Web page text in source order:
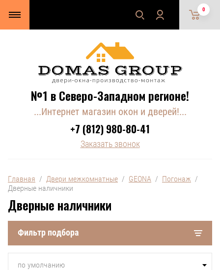
0
№1 в Северо-Западном регионе!
...Интернет магазин окон и дверей!...
+7 (812) 980-80-41
Заказать звонок
Главная
  /
Двери межкомнатные
  /
GEONA
  /
Погонаж
  /
Дверные наличники
Дверные наличники
Фильтр подбора
по умолчанию